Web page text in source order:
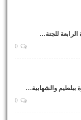
للجنة…